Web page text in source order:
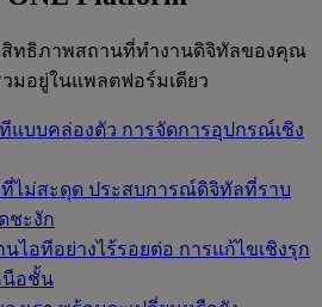
สิทธิภาพสถานที่ทำงานดิจิทัลของคุณ
มอยู่ในแพลตฟอร์มเดียว
แบบคล่องตัว การจัดการอุปกรณ์เชิง
ไม่สะดุด ประสบการณ์ดิจิทัลที่ราบ
ชะงัก
ไอทีอย่างไร้รอยต่อ การแก้ไขเชิงรุก
นือชั้น